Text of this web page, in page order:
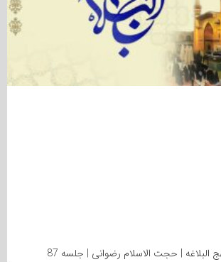
البلاغه | حجت الاسلام رضوانی | جلسه 87